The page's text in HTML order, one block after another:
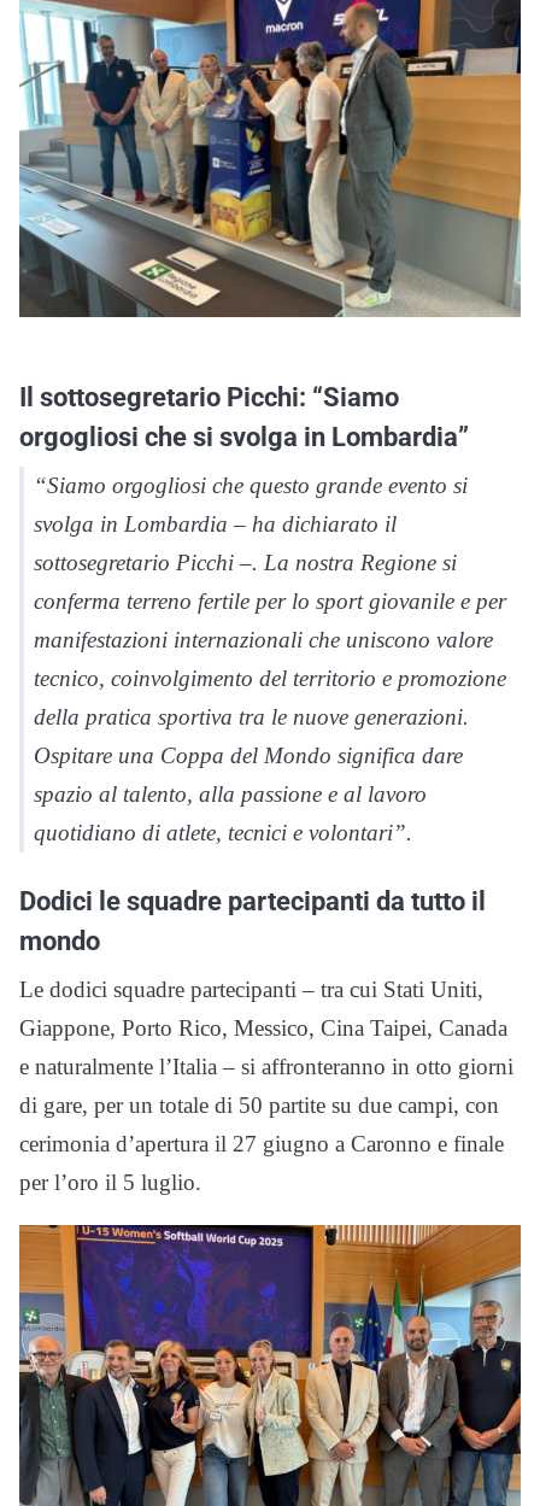
Il sottosegretario Picchi: “Siamo
orgogliosi che si svolga in Lombardia”
“Siamo orgogliosi che questo grande evento si
svolga in Lombardia – ha dichiarato il
sottosegretario Picchi –. La nostra Regione si
conferma terreno fertile per lo sport giovanile e per
manifestazioni internazionali che uniscono valore
tecnico, coinvolgimento del territorio e promozione
della pratica sportiva tra le nuove generazioni.
Ospitare una Coppa del Mondo significa dare
spazio al talento, alla passione e al lavoro
quotidiano di atlete, tecnici e volontari”.
Dodici le squadre partecipanti da tutto il
mondo
Le dodici squadre partecipanti – tra cui Stati Uniti,
Giappone, Porto Rico, Messico, Cina Taipei, Canada
e naturalmente l’Italia – si affronteranno in otto giorni
di gare, per un totale di 50 partite su due campi, con
cerimonia d’apertura il 27 giugno a Caronno e finale
per l’oro il 5 luglio.